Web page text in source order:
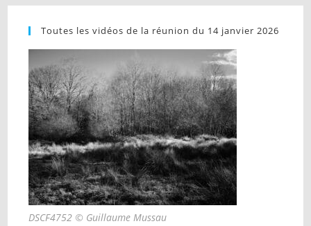
Toutes les vidéos de la réunion du 14 janvier 2026
DSCF4752 © Guillaume Mussau